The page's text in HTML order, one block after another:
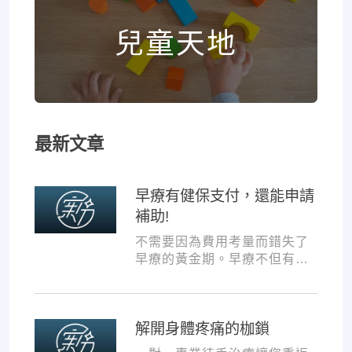
兒童天地
最新文章
早療有健保支付，還能申請
補助!
不需要因為費用考量而錯失了
早療的黃金期。早療不但有健
與療育訓練補助，把握資源，
解開身體疼痛的枷鎖